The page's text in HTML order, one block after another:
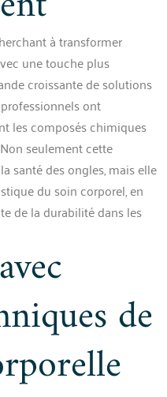
à transformer
une touche plus
croissante de solutions
ont
les composés chimiques
seulement cette
santé des ongles, mais elle
du soin corporel, en
de la durabilité dans les
de